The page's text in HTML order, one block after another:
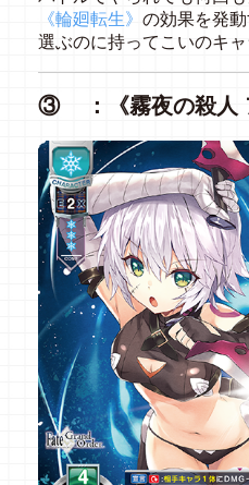
《輪廻転生》 の効果を発
選ぶのに持ってこいのキャ
③ ：《霧夜の殺人